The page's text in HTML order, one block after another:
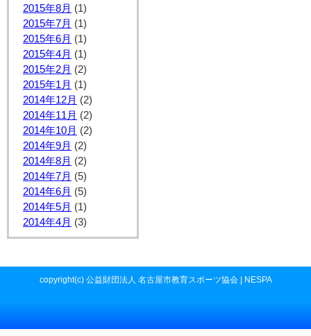
2015年8月 (1)
2015年7月 (1)
2015年6月 (1)
2015年4月 (1)
2015年2月 (2)
2015年1月 (1)
2014年12月 (2)
2014年11月 (2)
2014年10月 (2)
2014年9月 (2)
2014年8月 (2)
2014年7月 (5)
2014年6月 (5)
2014年5月 (1)
2014年4月 (3)
copyright(c) 公益財団法人 名古屋市教育スポーツ協会 | NESPA